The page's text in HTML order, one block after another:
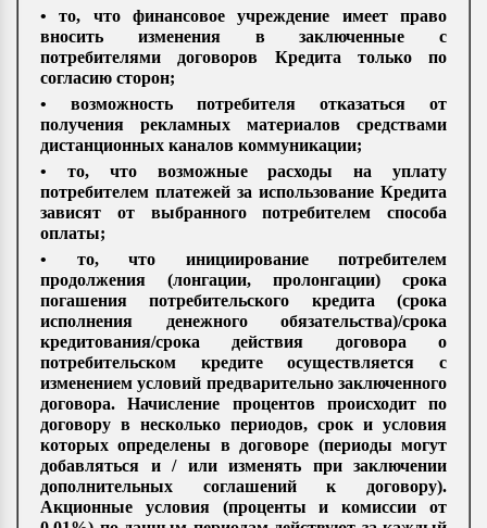
• то, что финансовое учреждение имеет право
вносить изменения в заключенные с
потребителями договоров Кредита только по
согласию сторон;
• возможность потребителя отказаться от
получения рекламных материалов средствами
дистанционных каналов коммуникации;
• то, что возможные расходы на уплату
потребителем платежей за использование Кредита
зависят от выбранного потребителем способа
оплаты;
• то, что инициирование потребителем
продолжения (лонгации, пролонгации) срока
погашения потребительского кредита (срока
исполнения денежного обязательства)/срока
кредитования/срока действия договора о
потребительском кредите осуществляется с
изменением условий предварительно заключенного
договора. Начисление процентов происходит по
договору в несколько периодов, срок и условия
которых определены в договоре (периоды могут
добавляться и / или изменять при заключении
дополнительных соглашений к договору).
Акционные условия (проценты и комиссии от